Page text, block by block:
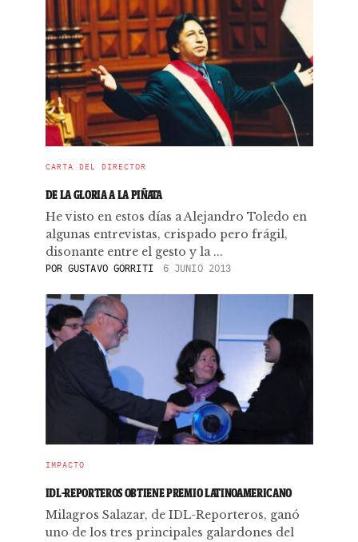
CARTA DEL DIRECTOR
DE LA GLORIA A LA PIÑATA
He visto en estos días a Alejandro Toledo en
algunas entrevistas, crispado pero frágil,
disonante entre el gesto y la ...
POR GUSTAVO GORRITI 6 JUNIO 2013
IMPACTO
IDL-REPORTEROS OBTIENE PREMIO LATINOAMERICANO
Milagros Salazar, de IDL-Reporteros, ganó
uno de los tres principales galardones del